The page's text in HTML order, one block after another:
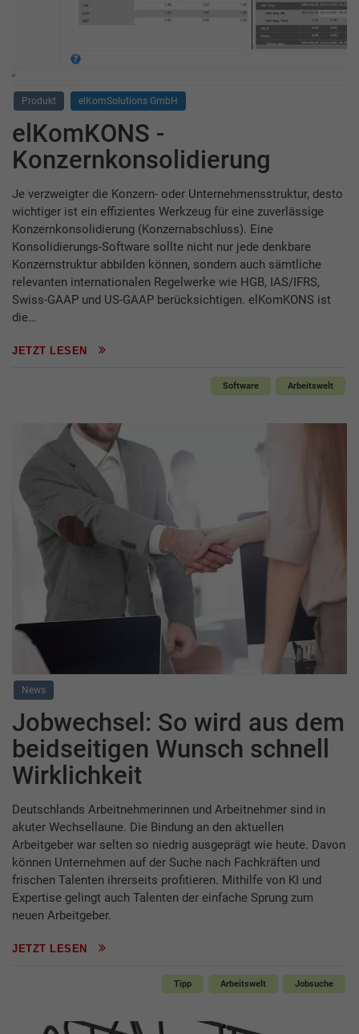
Produkt elKomSolutions GmbH
elKomKONS -
Konzernkonsolidierung
Je verzweigter die Konzern- oder Unternehmensstruktur, desto
wichtiger ist ein effizientes Werkzeug für eine zuverlässige
Konzernkonsolidierung (Konzernabschluss). Eine
Konsolidierungs-Software sollte nicht nur jede denkbare
Konzernstruktur abbilden können, sondern auch sämtliche
relevanten internationalen Regelwerke wie HGB, IAS/IFRS,
Swiss-GAAP und US-GAAP berücksichtigen. elKomKONS ist
die…
JETZT LESEN
Software Arbeitswelt
News
Jobwechsel: So wird aus dem
beidseitigen Wunsch schnell
Wirklichkeit
Deutschlands Arbeitnehmerinnen und Arbeitnehmer sind in
akuter Wechsellaune. Die Bindung an den aktuellen
Arbeitgeber war selten so niedrig ausgeprägt wie heute. Davon
können Unternehmen auf der Suche nach Fachkräften und
frischen Talenten ihrerseits profitieren. Mithilfe von KI und
Expertise gelingt auch Talenten der einfache Sprung zum
neuen Arbeitgeber.
JETZT LESEN
Tipp Arbeitswelt Jobsuche